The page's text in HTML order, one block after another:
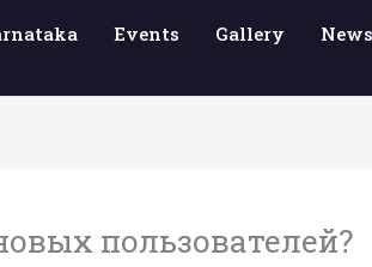
Events Gallery
пользователей?